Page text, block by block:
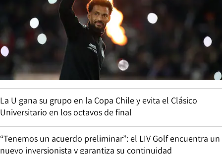
La U gana su grupo en la Copa Chile y evita el Clásico
Universitario en los octavos de final
“Tenemos un acuerdo preliminar”: el LIV Golf encuentra un
nuevo inversionista y garantiza su continuidad